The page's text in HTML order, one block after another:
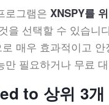
로그램은 XNSPY를
을 선택할 수 있습니
매우 효과적이고
만 필요하거나 무료
to 상위 3